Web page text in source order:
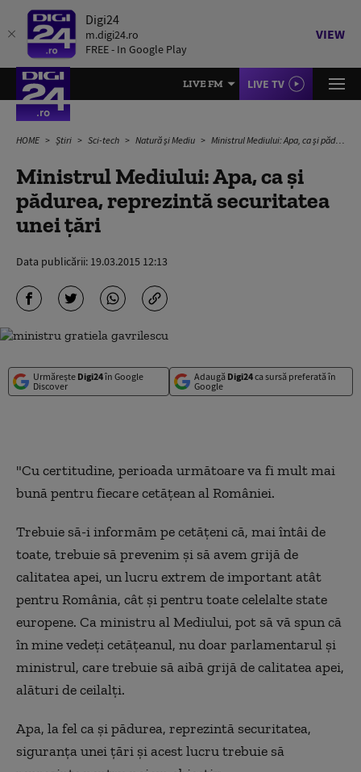
Digi24
m.digi24.ro
FREE - In Google Play
VIEW
LIVE FM LIVE TV
HOME Știri Sci-tech Natură și Mediu Ministrul Mediului: Apa, ca şi pădurea, reprezintă securitatea unei ţări
Ministrul Mediului: Apa, ca şi
pădurea, reprezintă securitatea
unei ţări
Data publicării: 19.03.2015 12:13
Urmărește Digi24în Google
Discover
Adaugă Digi24ca sursă preferată în
Google
"Cu certitudine, perioada următoare va fi mult mai
bună pentru fiecare cetățean al României.
Trebuie să-i informăm pe cetățeni că, mai întâi de
toate, trebuie să prevenim și să avem grijă de
calitatea apei, un lucru extrem de important atât
pentru România, cât și pentru toate celelalte state
europene. Ca ministru al Mediului, pot să vă spun că
în mine vedeți cetățeanul, nu doar parlamentarul și
ministrul, care trebuie să aibă grijă de calitatea apei,
alături de ceilalți.
Apa, la fel ca și pădurea, reprezintă securitatea,
siguranța unei țări și acest lucru trebuie să